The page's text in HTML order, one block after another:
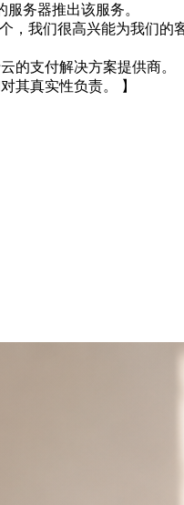
务器推出该服务。
，我们很高兴能为我们
的支付解决方案提供商。
其真实性负责。 】